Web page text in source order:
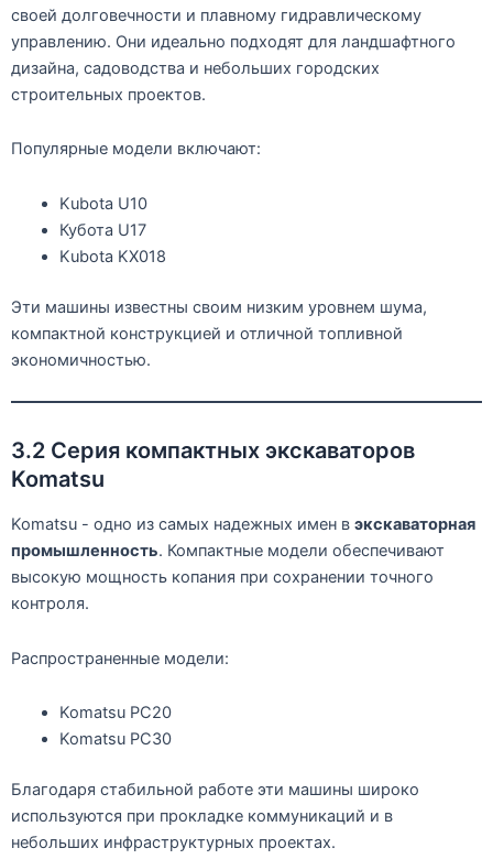
своей долговечности и плавному гидравлическому
управлению. Они идеально подходят для ландшафтного
дизайна, садоводства и небольших городских
строительных проектов.
Популярные модели включают:
Kubota U10
Кубота U17
Kubota KX018
Эти машины известны своим низким уровнем шума,
компактной конструкцией и отличной топливной
экономичностью.
3.2 Серия компактных экскаваторов
Komatsu
Komatsu - одно из самых надежных имен в экскаваторная
промышленность. Компактные модели обеспечивают
высокую мощность копания при сохранении точного
контроля.
Распространенные модели:
Komatsu PC20
Komatsu PC30
Благодаря стабильной работе эти машины широко
используются при прокладке коммуникаций и в
небольших инфраструктурных проектах.